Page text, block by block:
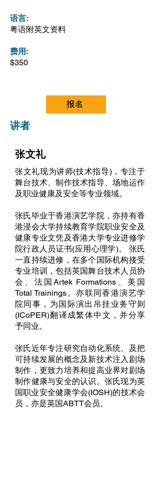
语言:
粤语附英文资料
费用:
$350
报名
讲者
张文礼
张文礼现为讲师(技术指导)，专注于
舞台技术、制作技术指导、场地运作
及职业健康及安全等专业领域。
张氏毕业于香港演艺学院，亦持有香
港浸会大学持续教育学院职业安全及
健康专业文凭及香港大学专业进修学
院行政人员证书(应用心理学)。 张氏
一直持续进修，在多个国际机构接受
专业培训，包括英国舞台技术人员协
会、法国Artek Formations、美国
Total Trainings。亦联同香港演艺学
院同事，为国际演出吊挂业务守则
(ICoPER)翻译成繁体中文，并分享
予同业。
张氏近年专注研究自动化系统、及把
可持续发展的概念及新技术注入剧场
制作，更致力培养和提高业界对剧场
制作健康与安全的认识。张氏现为英
国职业安全健康学会(IOSH)的技术会
员，亦是英国ABTT会员。